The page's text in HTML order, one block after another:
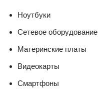
Ноутбуки
Сетевое оборудование
Материнские платы
Видеокарты
Смартфоны